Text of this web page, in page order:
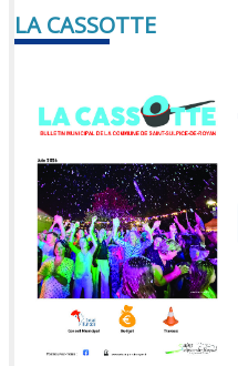
LA CASSOTTE